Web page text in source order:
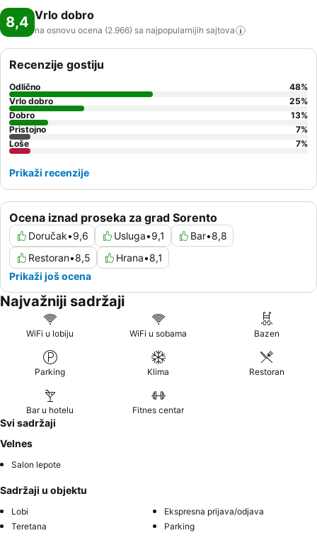
8,4 Vrlo dobro
na osnovu ocena (2.966) sa najpopularnijih sajtova
Ocena iznad proseka za grad Sorento
Doručak•9,6 Usluga•9,1 Bar•8,8
Restoran•8,5 Hrana•8,1
Prikaži još ocena
Recenzije gostiju
Odlično 48%
Vrlo dobro
25%
Dobro
13%
Pristojno
7%
Loše
7%
Prikaži recenzije
Najvažniji sadržaji
WiFi u lobiju WiFi u sobama Bazen
Parking Klima Restoran
Bar u hotelu Fitnes centar
Svi sadržaji
Velnes
Salon lepote
Sadržaji u objektu
Lobi
Ekspresna prijava/odjava
Teretana
Parking